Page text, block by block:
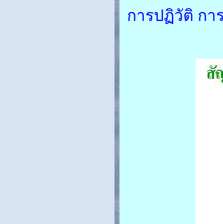
การปฏิวัติ กา